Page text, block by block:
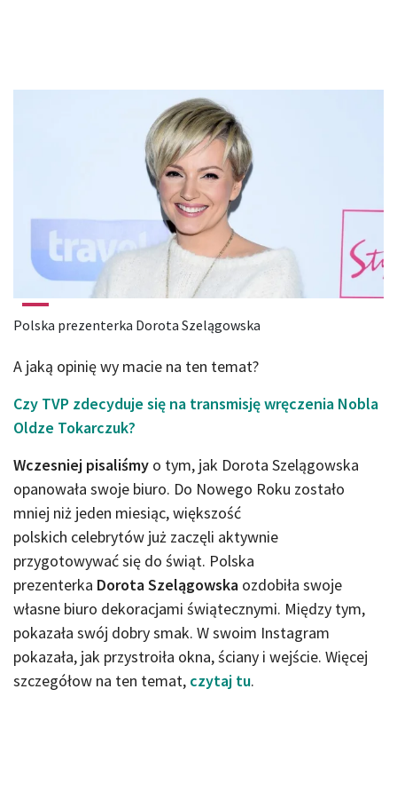
Polska prezenterka Dorota Szelągowska
A jaką opinię wy macie na ten temat?
Czy TVP zdecyduje się na transmisję wręczenia Nobla
Oldze Tokarczuk?
Wczesniej pisaliśmy o tym, jak Dorota Szelągowska
opanowała swoje biuro. Do Nowego Roku zostało
mniej niż jeden miesiąc, większość
polskich celebrytów już zaczęli aktywnie
przygotowywać się do świąt. Polska
prezenterka Dorota Szelągowska ozdobiła swoje
własne biuro dekoracjami świątecznymi. Między tym,
pokazała swój dobry smak. W swoim Instagram
pokazała, jak przystroiła okna, ściany i wejście. Więcej
szczegółow na ten temat, czytaj tu.